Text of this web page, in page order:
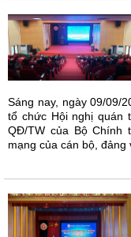
Sáng nay, ngày 09/09/
tổ chức Hội nghị quán
QĐ/TW của Bộ Chính
mạng của cán bộ, đảng